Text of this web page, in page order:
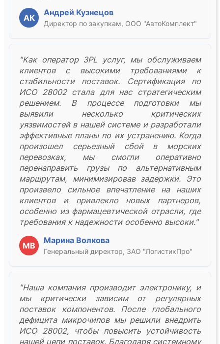
АК
Андрей Кузнецов
Директор по закупкам, ООО "АвтоКомплект"
"Как оператор 3PL услуг, мы обслуживаем
клиентов с высокими требованиями к
стабильности поставок. Сертификация по
ИСО 28002 стала для нас стратегическим
решением. В процессе подготовки мы
выявили несколько критических
уязвимостей в нашей системе и разработали
эффективные планы по их устранению. Когда
произошел серьезный сбой в морских
перевозках, мы смогли оперативно
перенаправить грузы по альтернативным
маршрутам, минимизировав задержки. Это
произвело сильное впечатление на наших
клиентов и привлекло новых партнеров,
особенно из фармацевтической отрасли, где
требования к надежности особенно высоки."
МВ
Марина Волкова
Генеральный директор, ЗАО "ЛогистикПро"
"Наша компания производит электронику, и
мы критически зависим от регулярных
поставок компонентов. После глобального
дефицита микрочипов мы решили внедрить
ИСО 28002, чтобы повысить устойчивость
нашей цепи поставок. Благодаря системному